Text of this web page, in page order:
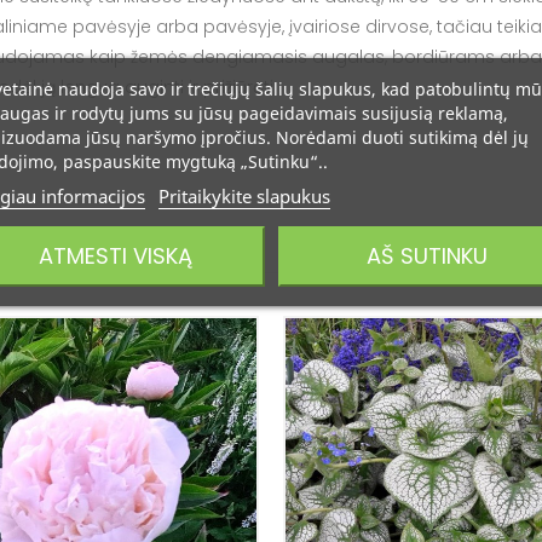
naudoja savo ir trečiųjų šalių slapukus, kad patobulintų
ir rodytų jums su jūsų pageidavimais susijusią reklamą,
jūsų naršymo įpročius. Norėdami duoti sutikimą dėl jų
paspauskite mygtuką „Sutinku“..
informacijos Pritaikykite slapukus
ATMESTI VISKĄ AŠ SUTINKU
pavėsyje arba pavėsyje, įvairiose dirvose, tačiau
kaip žemės dengiamasis augalas, bordiūrams
ją lengva auginti ir prižiūrėti.